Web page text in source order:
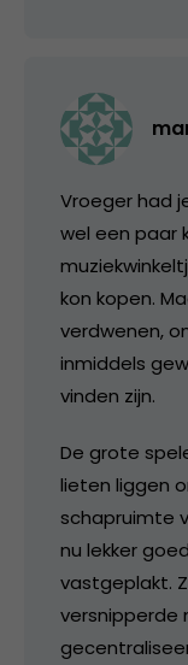
Vroeger had
wel een paar
kon kopen.
verdwenen,
inmiddels
vinden zijn.
De grote
lieten liggen
schapruimte
nu lekker
vastgeplakt.
versnipperde